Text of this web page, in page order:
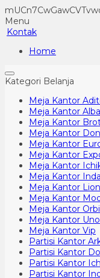
Menu
Kontak
Home
Kategori Belanja
Meja Kantor
Meja Kantor Alba
Meja Kantor
Meja Kantor
Meja Kantor
Meja Kantor
Meja Kantor
Meja Kantor
Meja Kantor Lion
Meja Kantor
Meja Kantor
Meja Kantor Uno
Meja Kantor Vip
Partisi Kantor
Partisi Kantor
Partisi Kantor
Partisi Kantor